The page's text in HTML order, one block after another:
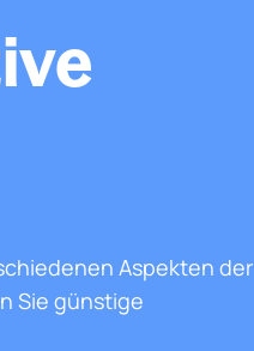
Aspekten der
Sie günstige